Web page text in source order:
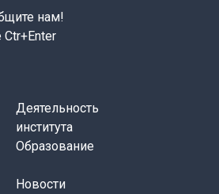
нам!
Деятельность
института
Образование
Новости